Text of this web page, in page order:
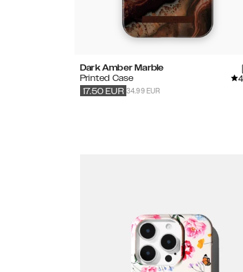
Dark Amber Marble
Printed Case
34.99 EUR
17.50 EUR